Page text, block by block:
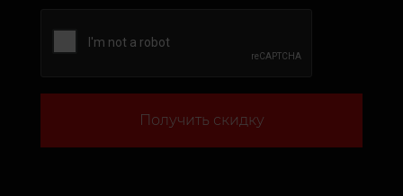
Получить скидку